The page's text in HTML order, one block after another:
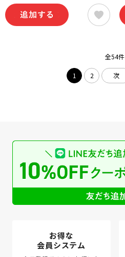
全54件
1 2 次
お得な
会員システム